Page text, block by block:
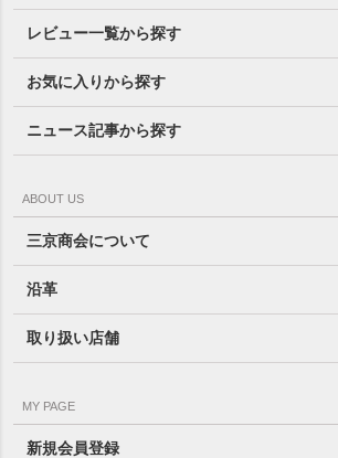
レビュー一覧から探す
お気に入りから探す
ニュース記事から探す
ABOUT US
三京商会について
沿革
取り扱い店舗
MY PAGE
新規会員登録